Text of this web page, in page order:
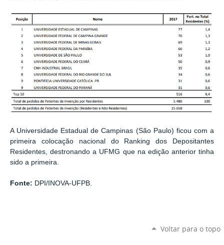
A Universidade Estadual de Campinas (São Paulo) ficou com a
primeira colocação nacional do Ranking dos Depositantes
Residentes, destronando a UFMG que na edição anterior tinha
sido a primeira.
Fonte: DPI/INOVA-UFPB.
Voltar para o topo